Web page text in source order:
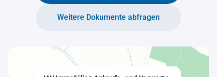
Weitere Dokumente abfragen